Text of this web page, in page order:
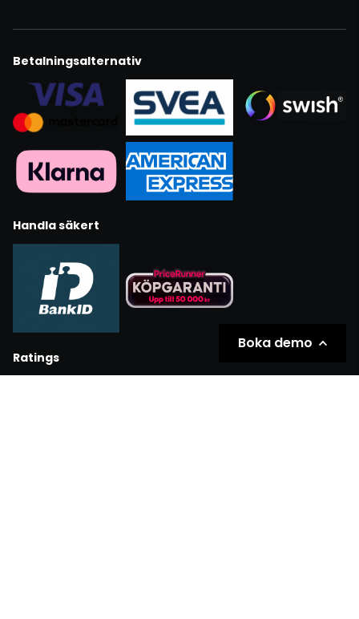
Betalningsalternativ
Handla säkert
Ratings
Boka demo